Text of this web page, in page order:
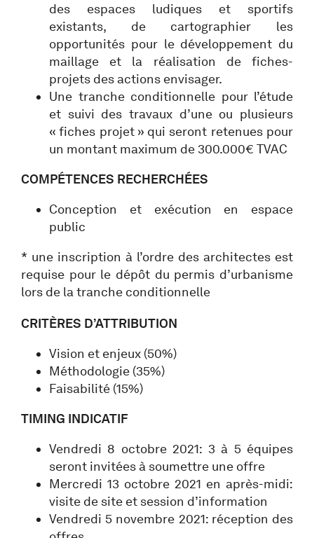
des espaces ludiques et sportifs
existants, de cartographier les
opportunités pour le développement du
maillage et la réalisation de fiches-
projets des actions envisager.
Une tranche conditionnelle pour l’étude
et suivi des travaux d’une ou plusieurs
« fiches projet » qui seront retenues pour
un montant maximum de 300.000€ TVAC
COMPÉTENCES RECHERCHÉES
Conception et exécution en espace
public
* une inscription à l’ordre des architectes est
requise pour le dépôt du permis d’urbanisme
lors de la tranche conditionnelle
CRITÈRES D’ATTRIBUTION
Vision et enjeux (50%)
Méthodologie (35%)
Faisabilité (15%)
TIMING INDICATIF
Vendredi 8 octobre 2021: 3 à 5 équipes
seront invitées à soumettre une offre
Mercredi 13 octobre 2021 en après-midi:
visite de site et session d’information
Vendredi 5 novembre 2021: réception des